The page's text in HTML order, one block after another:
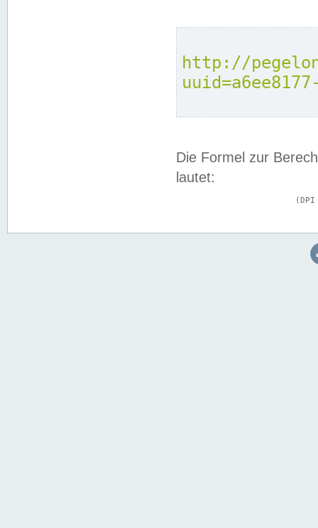
http://
Die Formel zur
lautet: